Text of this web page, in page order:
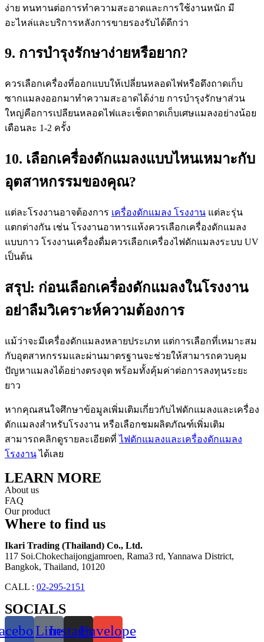
ง่าย ทนทานต่อการทำความสะอาดและการใช้งานหนัก มี
อะไหล่และบริการหลังการขายรองรับได้ดีกว่า
9. การบำรุงรักษาง่ายหรือยาก?
ควรเลือกเครื่องที่ออกแบบให้เปลี่ยนหลอดไฟหรือดึงถาดเก็บ
ซากแมลงออกมาทำความสะอาดได้ง่าย การบำรุงรักษาส่วน
ใหญ่คือการเปลียนหลอดไฟและเช็ดถาดเก็บเศษแมลงอย่างน้อย
เดือนละ 1-2 ครั้ง
10. เลือกเครื่องดักแมลงแบบไหนเหมาะกับ
อุตสาหกรรมของคุณ?
แต่ละโรงงานอาจต้องการ เครื่องดักแมลง โรงงาน แต่ละรุ่น
แตกต่างกัน เช่น โรงงานอาหารแห้งควรเลือกเครื่องดักแมลง
แบบกาว โรงงานเครื่องดื่มควรเลือกเครื่องไฟดักแมลงระบบ UV
เป็นต้น
สรุป: ก่อนเลือกเครื่องดักแมลงในโรงงาน
อย่าลืมวิเคราะห์ความต้องการ
แม้ว่าจะมีเครื่องดักแมลงหลายประเภท แต่การเลือกที่เหมาะสม
กับอุตสาหกรรมและผ่านมาตรฐานจะช่วยให้สามารถควบคุม
ปัญหาแมลงได้อย่างตรงจุด พร้อมทั้งคุ้มค่าต่อการลงทุนระยะ
ยาว
หากคุณสนใจศึกษาข้อมูลเพิ่มเติมเกี่ยวกับไฟดักแมลงและเครื่อง
ดักแมลงสำหรับโรงงาน หรือเลือกชมผลิตภัณฑ์เพิ่มเติม
สามารถคลิกดูรายละเอียดที่ไฟดักแมลงและเครื่องดักแมลง
โรงงานได้เลย
LEARN MORE
About us
FAQ
Our product
Where to find us
Ikari Trading (Thailand) Co., Ltd.
117 Soi.Chokechaijongjamroen, Rama3 rd, Yannawa District,
Bangkok, Thailand, 10120
CALL : 02-295-2151
SOCIALS
LineInstagramEnvelope